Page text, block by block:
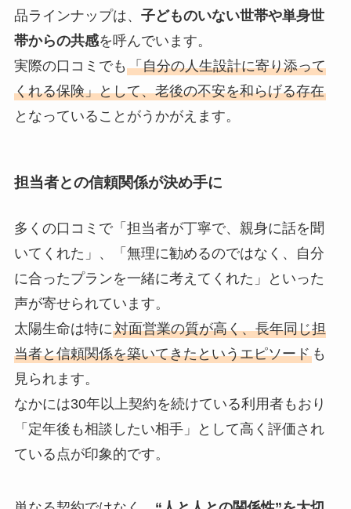
品ラインナップは、 子どものいない世帯や単身世
帯からの共感を呼んでいます。
実際の口コミでも 「自分の人生設計に寄り添って
くれる保険」として、老後の不安を和らげる存在
となっていることがうかがえます。
担当者との信頼関係が決め手に
多くの口コミで「担当者が丁寧で、親身に話を聞
いてくれた」、「無理に勧めるのではなく、自分
に合ったプランを一緒に考えてくれた」といった
声が寄せられています。
太陽生命は特に対面営業の質が高く、長年同じ担
当者と信頼関係を築いてきたというエピソードも
見られます。
なかには30年以上契約を続けている利用者もおり
「定年後も相談したい相手」として高く評価され
ている点が印象的です。